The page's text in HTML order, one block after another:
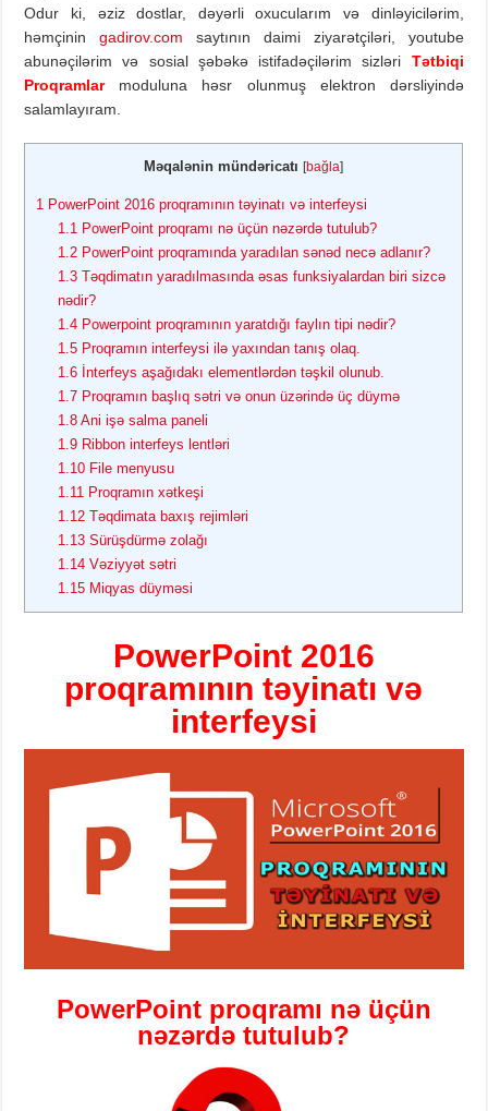
Odur ki, əziz dostlar, dəyərli oxucularım və dinləyicilərim,
həmçiningadirov.com saytının daimi ziyarətçiləri, youtube
abunəçilərim və sosial şəbəkə istifadəçilərim sizləri Tətbiqi
Proqramlar moduluna həsr olunmuş elektron dərsliyində
salamlayıram.
Məqalənin mündəricatı [bağla]
1 PowerPoint 2016 proqramının təyinatı və interfeysi
1.1 PowerPoint proqramı nə üçün nəzərdə tutulub?
1.2 PowerPoint proqramında yaradılan sənəd necə adlanır?
1.3 Təqdimatın yaradılmasında əsas funksiyalardan biri sizcə
nədir?
1.4 Powerpoint proqramının yaratdığı faylın tipi nədir?
1.5 Proqramın interfeysi ilə yaxından tanış olaq.
1.6 İnterfeys aşağıdakı elementlərdən təşkil olunub.
1.7 Proqramın başlıq sətri və onun üzərində üç düymə
1.8 Ani işə salma paneli
1.9 Ribbon interfeys lentləri
1.10 File menyusu
1.11 Proqramın xətkeşi
1.12 Təqdimata baxış rejimləri
1.13 Sürüşdürmə zolağı
1.14 Vəziyyət sətri
1.15 Miqyas düyməsi
PowerPoint 2016
proqramının təyinatı və
interfeysi
PowerPoint proqramı nə üçün
nəzərdə tutulub?